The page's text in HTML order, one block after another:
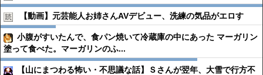
【動画】元芸能人お姉さんAVデビュー、洗練の気品がエロす
小腹がすいたんで、食パン焼いて冷蔵庫の中にあった マーガリン
塗って食べた。マーガリンのふ...
【山にまつわる怖い・不思議な話】Ｓさんが翌年、大雪で行方不